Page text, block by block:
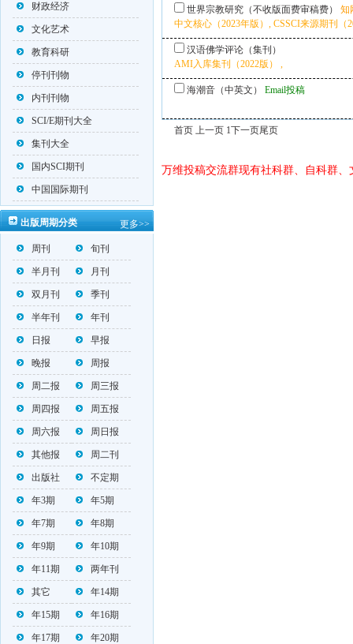
财政经济
文化艺术
教育科研
停刊刊物
内刊刊物
SCI/E期刊大全
集刊大全
国内SCI期刊
中国国际期刊
出版周期分类 更多>>
周刊 旬刊
半月刊 月刊
双月刊 季刊
半年刊 年刊
日报 早报
晚报 周报
周二报 周三报
周四报 周五报
周六报 周日报
其他报 周二刊
出版社 不定期
年3期 年5期
年7期 年8期
年9期 年10期
年11期 两年刊
其它 年14期
年15期 年16期
年17期 年20期
世界宗教研究（不收版面费审稿费）
知
中文核心（2023年版）, CSSCI来源期刊（
汉语佛学评论（集刊）
AMI入库集刊（2022版） ,
海潮音（中英文） Email投稿
首页 上一页 1下一页尾页
万维投稿交流群现有社科群、自科群